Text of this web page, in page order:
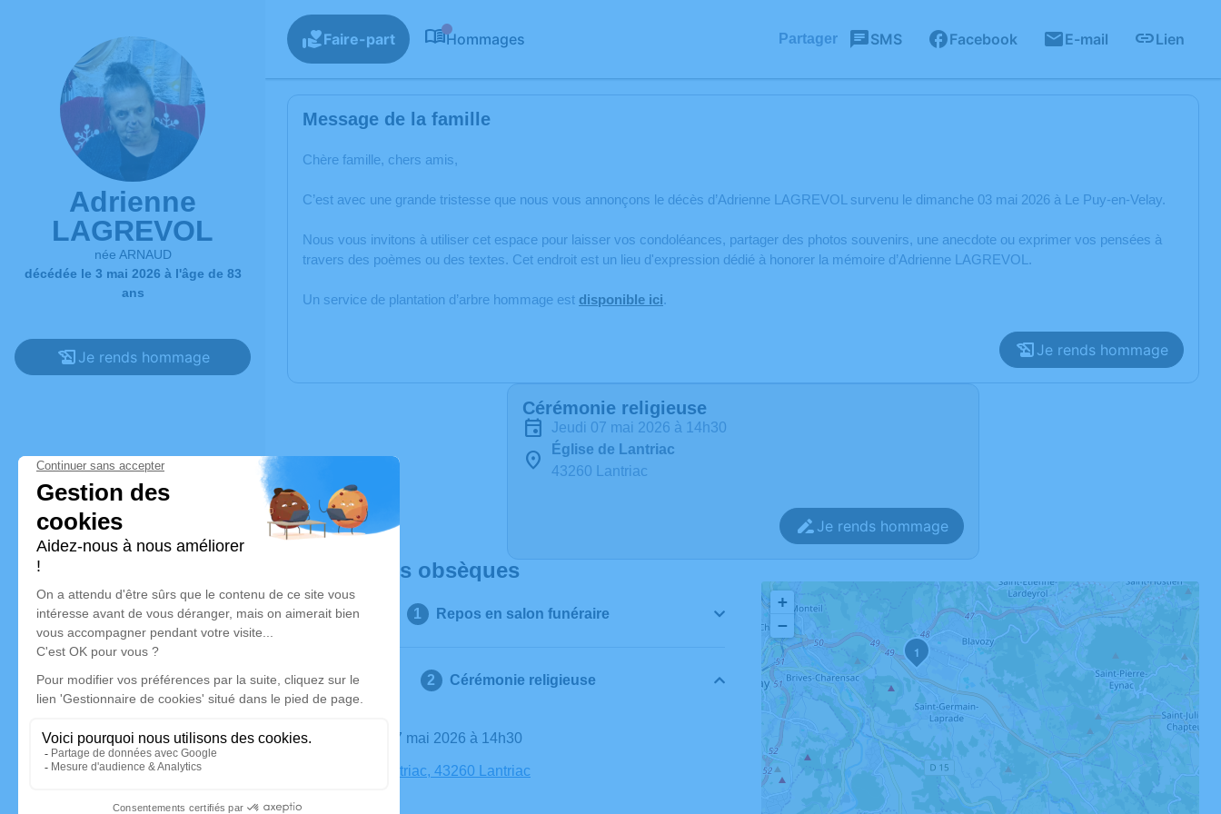
Adrienne
LAGREVOL
née ARNAUD
décédée le 3 mai 2026 à l'âge de 83
ans
Je rends hommage
Faire-part Hommages Partager SMS Facebook E-mail Lien
Message de la famille
Chère famille, chers amis,
C’est avec une grande tristesse que nous vous annonçons le décès d’Adrienne LAGREVOL survenu le dimanche 03 mai 2026 à Le Puy-en-Velay.
Nous vous invitons à utiliser cet espace pour laisser vos condoléances, partager des photos souvenirs, une anecdote ou exprimer vos pensées à
travers des poèmes ou des textes. Cet endroit est un lieu d'expression dédié à honorer la mémoire d’Adrienne LAGREVOL.
Un service de plantation d’arbre hommage est disponible ici.
Je rends hommage
Cérémonie religieuse
jeudi 07 mai 2026 à 14h30
Église de Lantriac
43260 Lantriac
Je rends hommage
Déroulé des obsèques
Repos en salon funéraire
Cérémonie religieuse
Le jeudi 07 mai 2026 à 14h30
Église Lantriac, 43260 Lantriac
1
+
−